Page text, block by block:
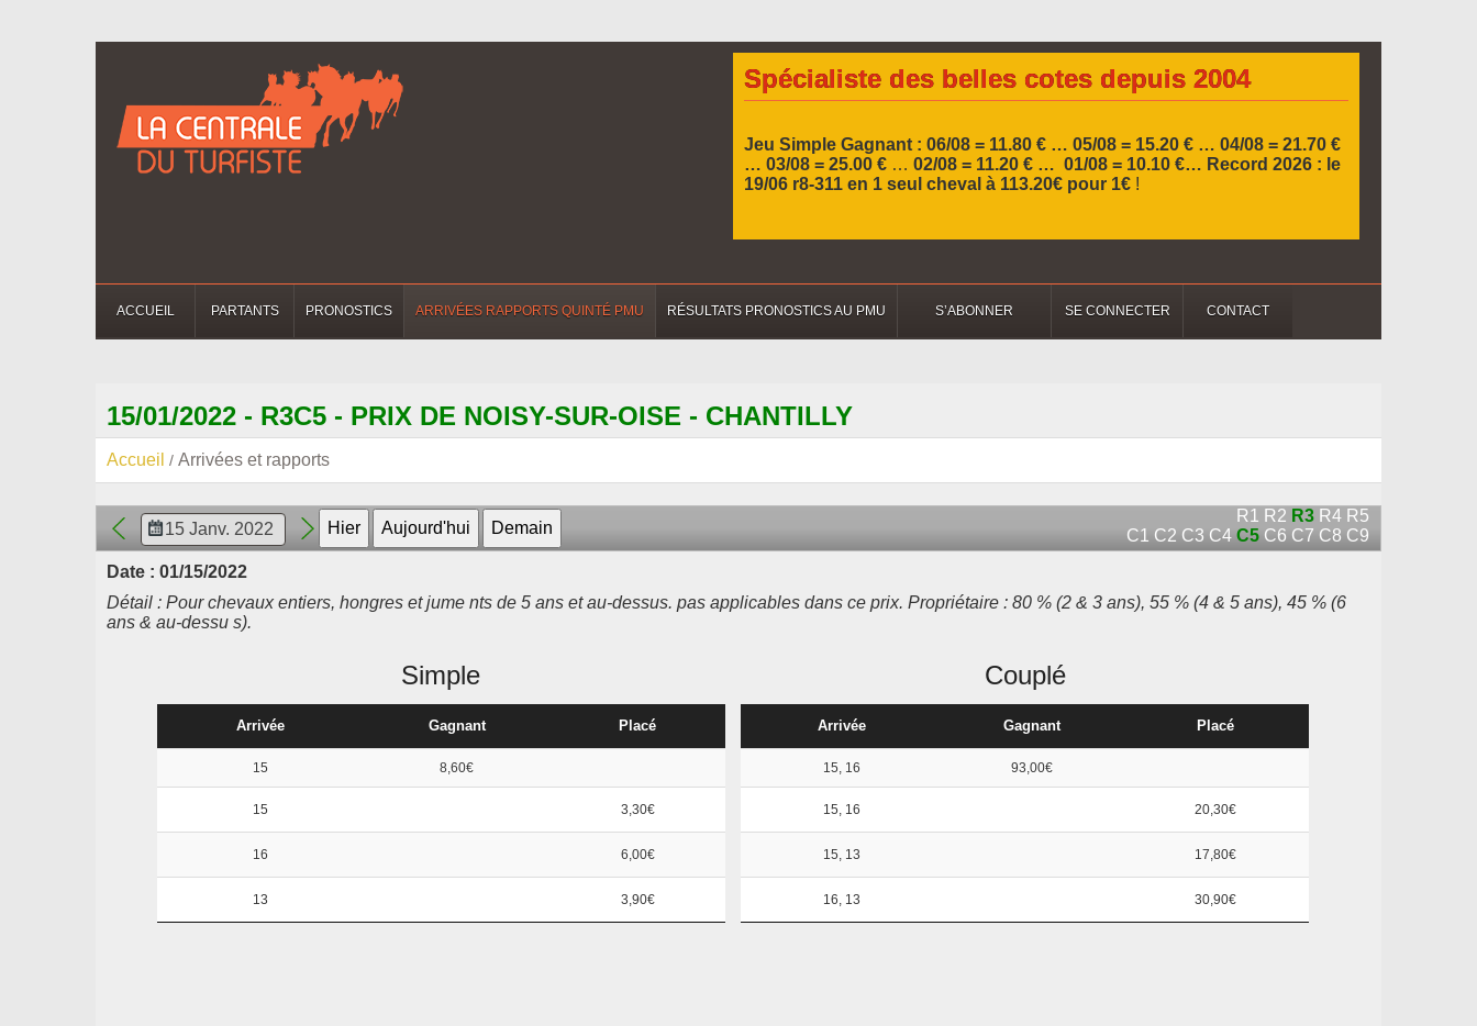
Spécialiste des belles cotes depuis 2004
Jeu Simple Gagnant : 06/08 = 11.80 € … 05/08 = 15.20 € … 04/08 = 21.70 €
… 03/08 = 25.00 € … 02/08 = 11.20 € … 01/08 = 10.10 €… Record 2026 : le
19/06 r8-311 en 1 seul cheval à 113.20€ pour 1€ !
ACCUEIL PARTANTS PRONOSTICS ARRIVÉES RAPPORTS QUINTÉ PMU RÉSULTATS PRONOSTICS AU PMU S’ABONNER SE CONNECTER CONTACT
15/01/2022 - R3C5 - PRIX DE NOISY-SUR-OISE - CHANTILLY
Accueil Arrivées et rapports
R1 R2 R3 R4 R5
C1 C2 C3 C4 C5 C6 C7 C8 C9
Date : 01/15/2022
Détail : Pour chevaux entiers, hongres et jume nts de 5 ans et au-dessus. pas applicables dans ce prix. Propriétaire : 80 % (2 & 3 ans), 55 % (4 & 5 ans), 45 % (6
ans & au-dessu s).
Simple
Arrivée Gagnant Placé
15 8,60€
15 3,30€
16 6,00€
13 3,90€
Couplé
Arrivée Gagnant Placé
15, 16 93,00€
15, 16 20,30€
15, 13 17,80€
16, 13 30,90€